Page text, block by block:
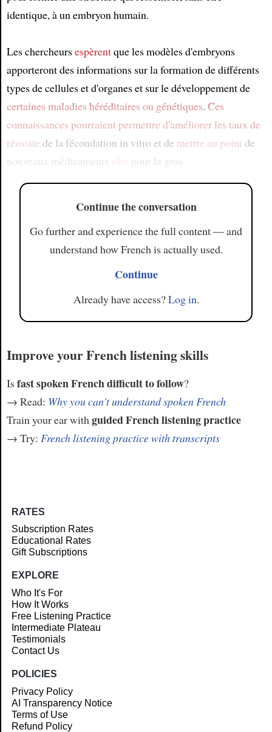
identique, à un embryon humain.
Les chercheursespèrentque les modèles d'embryons
apporteront des informations sur la formation de différents
types de cellules et d'organes et sur le développement de
certaines maladies héréditaires ou génétiques. Ces
connaissances pourraient permettre d'améliorer les taux de
réussite de la fécondation in vitro et de mettre au point de
nouveaux médicaments sûrs pour la gros
Continue the conversation
Go further and experience the full content — and
understand how French is actually used.
Continue
Already have access?Log in.
Improve your French listening skills
Isfast spoken French difficult to follow?
→ Read: Why you can't understand spoken French
Train your ear withguided French listening practice
→ Try: French listening practice with transcripts
RATES
Subscription Rates
Educational Rates
Gift Subscriptions
EXPLORE
Who It's For
How It Works
Free Listening Practice
Intermediate Plateau
Testimonials
Contact Us
POLICIES
Privacy Policy
AI Transparency Notice
Terms of Use
Refund Policy